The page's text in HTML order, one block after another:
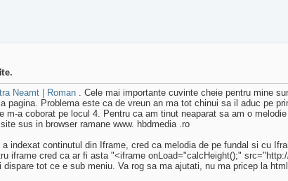
Neamt | Roman . Cele mai importante cuvinte cheie pentru mine
pagina. Problema este ca de vreun an ma tot chinui sa il aduc pe
a coborat pe locul 4. Pentru ca am tinut neaparat sa am o
sus in browser ramane www. hbdmedia .ro
indexat continutul din Iframe, cred ca melodia de pe fundal si cu
iframe cred ca ar fi asta "<iframe onLoad="calcHeight();"
tot ce e sub meniu. Va rog sa ma ajutati, nu ma pricep la html